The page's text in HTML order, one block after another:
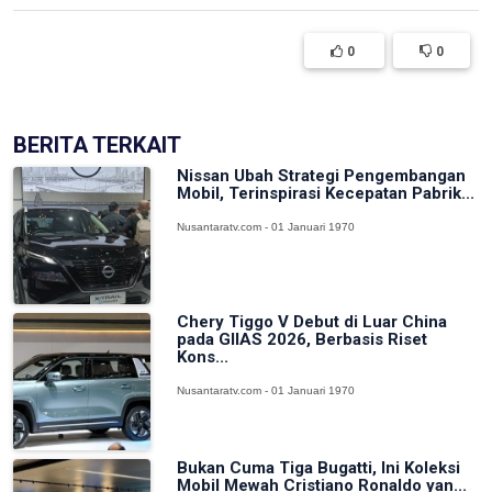
0 0
BERITA TERKAIT
Nissan Ubah Strategi Pengembangan
Mobil, Terinspirasi Kecepatan Pabrik...
Nusantaratv.com - 01 Januari 1970
Chery Tiggo V Debut di Luar China
pada GIIAS 2026, Berbasis Riset
Kons...
Nusantaratv.com - 01 Januari 1970
Bukan Cuma Tiga Bugatti, Ini Koleksi
Mobil Mewah Cristiano Ronaldo yan...